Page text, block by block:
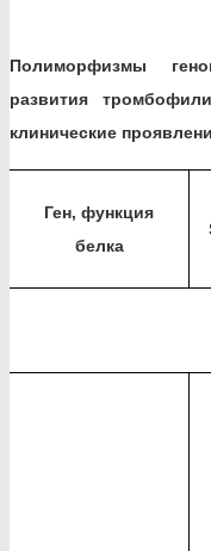
Полиморфизмы
развития
клинические
Ген, функция
белка